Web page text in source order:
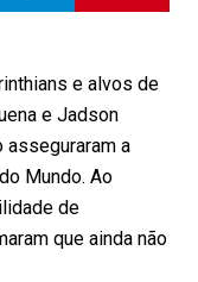
e alvos de
e Jadson
asseguraram a
Mundo. Ao
de
que ainda não